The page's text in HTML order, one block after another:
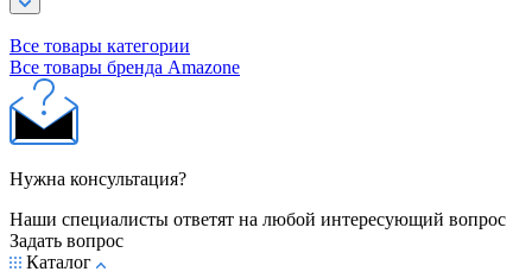
Все товары категории
Все товары бренда Amazone
Нужна консультация?
Наши специалисты ответят на любой интересующий вопрос
Задать вопрос
Каталог